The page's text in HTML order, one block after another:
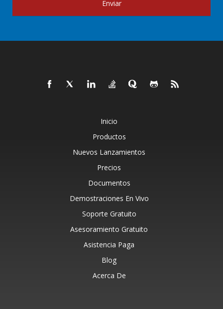
Enviar
Inicio
Productos
Nuevos Lanzamientos
Precios
Documentos
Demostraciones En Vivo
Soporte Gratuito
Asesoramiento Gratuito
Asistencia Paga
Blog
Acerca De